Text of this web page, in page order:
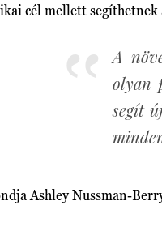
cél mellett segíthetnek
A
olyan
segít
Ashley Nussman-